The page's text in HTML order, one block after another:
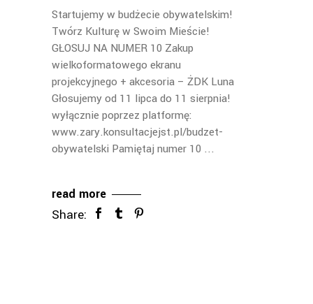
Startujemy w budżecie obywatelskim!
Twórz Kulturę w Swoim Mieście!
GŁOSUJ NA NUMER 10 Zakup
wielkoformatowego ekranu
projekcyjnego + akcesoria – ŻDK Luna
Głosujemy od 11 lipca do 11 sierpnia!
wyłącznie poprzez platformę:
www.zary.konsultacjejst.pl/budzet-
obywatelski Pamiętaj numer 10
read more
Share: